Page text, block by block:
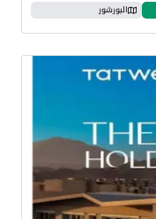
البورشور